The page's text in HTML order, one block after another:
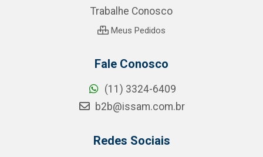
Trabalhe Conosco
Meus Pedidos
Fale Conosco
(11) 3324-6409
b2b@issam.com.br
Redes Sociais